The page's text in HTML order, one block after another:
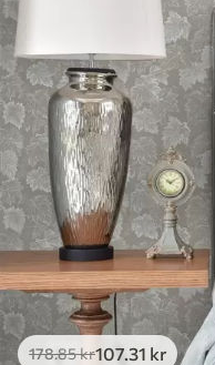
178.85kr107.31 kr